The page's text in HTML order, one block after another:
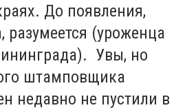
До появления,
разумеется (уроженца
Увы, но
штамповщика
недавно не пустили в